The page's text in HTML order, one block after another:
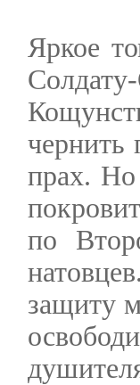
Яркое
чернить
прах. Но
по
защиту